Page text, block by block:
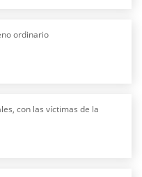
ordinario
con las víctimas de la